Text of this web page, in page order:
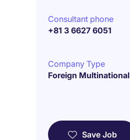
Consultant phone
+81 3 6627 6051
Company Type
Foreign Multinational
Save Job